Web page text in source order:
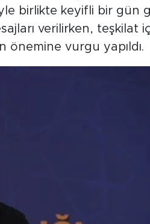
birlikte keyifli bir gün
verilirken, teşkilat
vurgu yapıldı.